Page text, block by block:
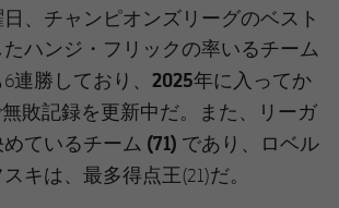
、チャンピオンズリーグのベスト
ハンジ・フリックの率いるチーム
連勝しており、 2025年に入ってか
敗記録を更新中だ。また、
リーガ
めているチーム (71) であり、
ロベル
キは、最多得点王(21)だ。